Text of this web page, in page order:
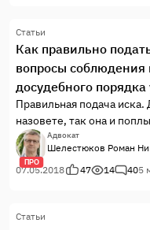
Статьи
Как правильно
вопросы соблюдения
досудебного
Правильная подача
назовете, так она и
ПРО
Адвокат
Шелестюков Роман
07.05.2018
47 14 405
Статьи